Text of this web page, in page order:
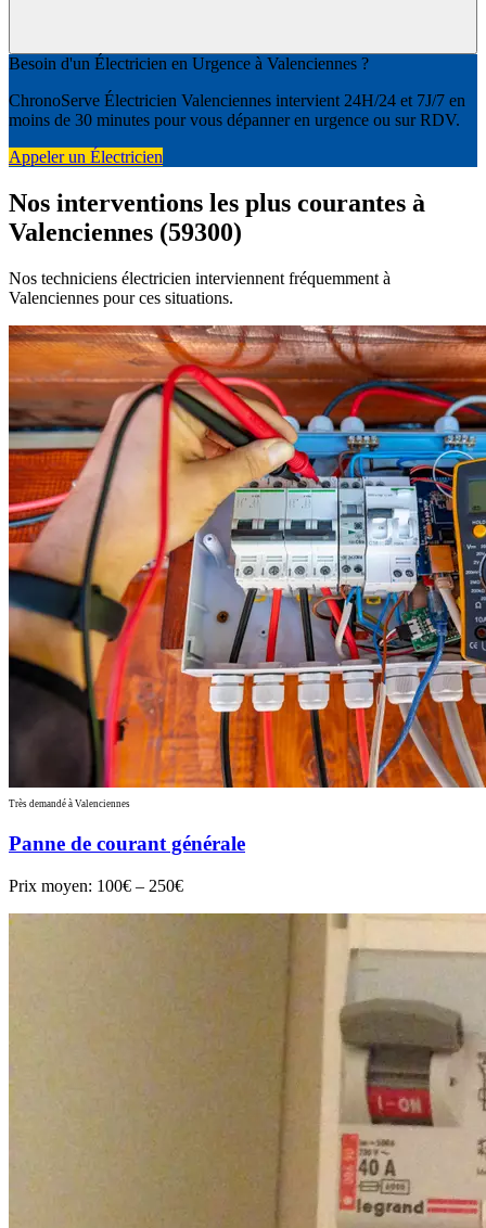
Besoin d'un Électricien en Urgence à Valenciennes ?
ChronoServe Électricien Valenciennes intervient 24H/24 et 7J/7 en
moins de 30 minutes pour vous dépanner en urgence ou sur RDV.
Appeler un Électricien
Nos interventions les plus courantes à
Valenciennes (59300)
Nos techniciens électricien interviennent fréquemment à
Valenciennes pour ces situations.
Très demandé à Valenciennes
Panne de courant générale
Prix moyen: 100€ – 250€